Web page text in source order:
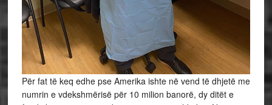
Për fat të keq edhe pse Amerika ishte në vend të dhjetë me
numrin e vdekshmërisë për 10 milion banorë, dy ditët e